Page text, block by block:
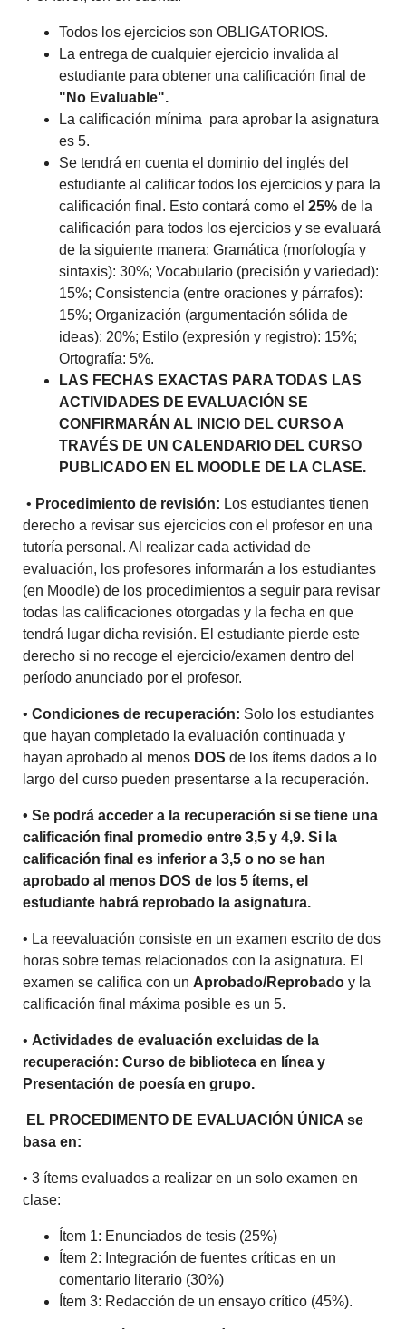
Todos los ejercicios son OBLIGATORIOS.
La entrega de cualquier ejercicio invalida al
estudiante para obtener una calificación final de
"No Evaluable".
La calificación mínima para aprobar la asignatura
es 5.
Se tendrá en cuenta el dominio del inglés del
estudiante al calificar todos los ejercicios y para la
calificación final. Esto contará como el25%de la
calificación para todos los ejercicios y se evaluará
de la siguiente manera: Gramática (morfología y
sintaxis): 30%; Vocabulario (precisión y variedad):
15%; Consistencia (entre oraciones y párrafos):
15%; Organización (argumentación sólida de
ideas): 20%; Estilo (expresión y registro): 15%;
Ortografía: 5%.
LAS FECHAS EXACTAS PARA TODAS LAS
ACTIVIDADES DE EVALUACIÓN SE
CONFIRMARÁN AL INICIO DEL CURSO A
TRAVÉS DE UN CALENDARIO DEL CURSO
PUBLICADO EN EL MOODLE DE LA CLASE.
• Procedimiento de revisión: Los estudiantes tienen
derecho a revisar sus ejercicios con el profesor en una
tutoría personal. Al realizar cada actividad de
evaluación, los profesores informarán a los estudiantes
(en Moodle) de los procedimientos a seguir para revisar
todas las calificaciones otorgadas y la fecha en que
tendrá lugar dicha revisión. El estudiante pierde este
derecho si no recoge el ejercicio/examen dentro del
período anunciado por el profesor.
•Condiciones de recuperación: Solo los estudiantes
que hayan completado la evaluación continuada y
hayan aprobado al menos DOS de los ítems dados a lo
largo del curso pueden presentarse a la recuperación.
• Se podrá acceder a la recuperación si se tiene una
calificación final promedio entre 3,5 y 4,9. Si la
calificación final es inferior a 3,5 o no se han
aprobado al menos DOS de los 5 ítems, el
estudiante habrá reprobado la asignatura.
• La reevaluación consiste en un examen escrito de dos
horas sobre temas relacionados con la asignatura. El
examen se califica con un Aprobado/Reprobado y la
calificación final máxima posible es un 5.
• Actividades de evaluación excluidas de la
recuperación: Curso de biblioteca en línea y
Presentación de poesía en grupo.
EL PROCEDIMENTO DE EVALUACIÓN ÚNICA se
basa en:
• 3 ítems evaluados a realizar en un solo examen en
clase:
Ítem 1: Enunciados de tesis (25%)
Ítem 2: Integración de fuentes críticas en un
comentario literario (30%)
Ítem 3: Redacción de un ensayo crítico (45%).